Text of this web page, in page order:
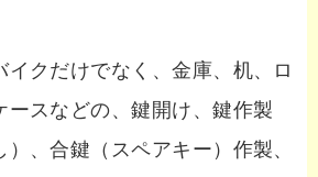
イクだけでなく、金庫、机、ロ
ースなどの、鍵開け、鍵作製
）、合鍵（スペアキー）作製、